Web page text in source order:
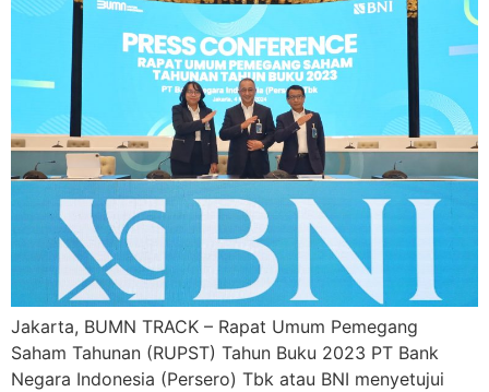
Jakarta, BUMN TRACK – Rapat Umum Pemegang
Saham Tahunan (RUPST) Tahun Buku 2023 PT Bank
Negara Indonesia (Persero) Tbk atau BNI menyetujui